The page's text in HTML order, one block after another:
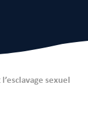
sexuel